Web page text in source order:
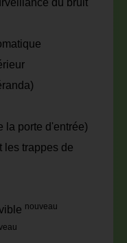
du bruit
la porte d'entrée)
les trappes de
nouveau